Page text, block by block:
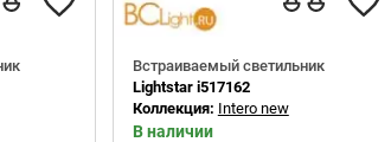
Встраиваемый светильник
Lightstar i517162
Коллекция: Intero new
В наличии